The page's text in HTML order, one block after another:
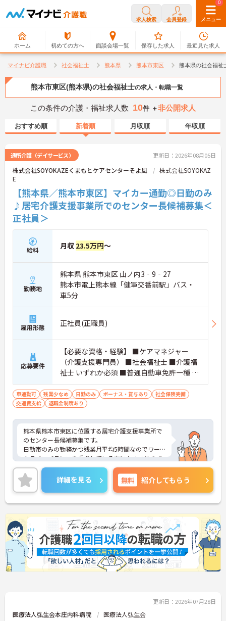
求人検索 会員登録 メニュー
ホーム 初めての方へ 面談会場一覧
0
保存した求人
0
最近見た求人
マイナビ介護職 社会福祉士 熊本県 熊本市東区 熊本県の社会福祉
熊本市東区(熊本県)の社会福祉士の求人・転職一覧
この条件の介護・福祉求人数 10件 ＋非公開求人
おすすめ順 新着順 月収順 年収順
通所介護（デイサービス） 更新日：2026年08月05日
株式会社SOYOKAZEくまもとケアセンターそよ風
株式会社SOYOKAZ
E
【熊本県／熊本市東区】マイカー通勤◎日勤のみ
♪居宅介護支援事業所でのセンター長候補募集＜
正社員＞
給料 月収 23.5万円～
勤務地
熊本県 熊本市東区 山ノ内3‐9‐27
熊本市電上熊本線「健軍交番前駅」バス・
車5分
雇用形態 正社員(正職員)
応募要件
【必要な資格・経験】 ■ケアマネジャー
（介護支援専門員） ■社会福祉士 ■介護福
祉士 いずれか必須 ■普通自動車免許一種 必
須 ■経験3年以上～5年未満
車通勤可 残業少なめ 日勤のみ ボーナス・賞与あり
社会保険完備
交通費支給
退職金制度あり
熊本県熊本市東区に位置する居宅介護支援事業所で
のセンター長候補募集です。
日勤帯のみの勤務かつ残業月平均5時間なのでワー
クライフバランスを重視している方におすすめの求
人です♪
ご興味のある方はご面接のポイントお伝えしますの
でご気軽にお問合せください。
詳細を見る 無料 紹介してもらう
更新日：2026年07月28日
医療法人弘生会本庄内科病院 医療法人弘生会